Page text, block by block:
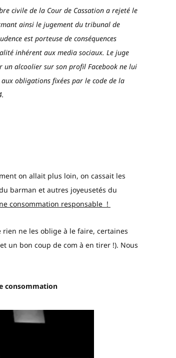
civile de la Cour de Cassation a rejeté le
ainsi le jugement du tribunal de
est porteuse de conséquences
inhérent aux media sociaux. Le juge
alcoolier sur son profil Facebook ne lui
obligations fixées par le code de la
on allait plus loin, on cassait les
barman et autres joyeusetés du
consommation responsable !
ne les oblige à le faire, certaines
un bon coup de com à en tirer !). Nous
consommation